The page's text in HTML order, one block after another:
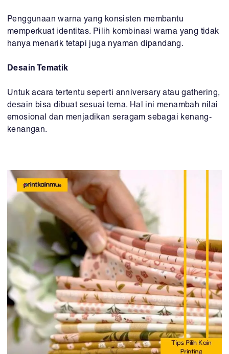
Penggunaan warna yang konsisten membantu
memperkuat identitas. Pilih kombinasi warna yang tidak
hanya menarik tetapi juga nyaman dipandang.
Desain Tematik
Untuk acara tertentu seperti anniversary atau gathering,
desain bisa dibuat sesuai tema. Hal ini menambah nilai
emosional dan menjadikan seragam sebagai kenang-
kenangan.